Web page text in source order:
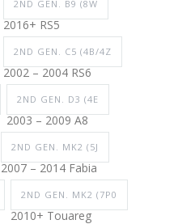
2ND GEN. B9 (8W
2016+ RS5
2ND GEN. C5 (4B/4Z
2002 – 2004 RS6
2ND GEN. D3 (4E
2003 – 2009 A8
2ND GEN. MK2 (5J
2007 – 2014 Fabia
2ND GEN. MK2 (7P0
2010+ Touareg